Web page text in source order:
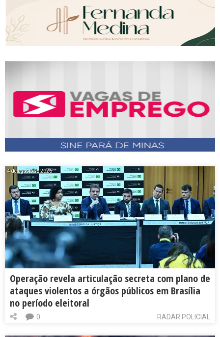
4 de agosto de 2026
Operação revela articulação secreta com plano de
ataques violentos a órgãos públicos em Brasília
no período eleitoral
RADAR POLICIAL
0